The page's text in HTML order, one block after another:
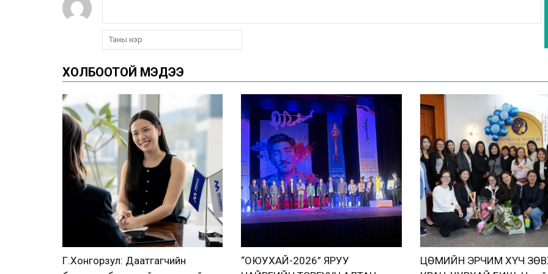
ХОЛБООТОЙ МЭДЭЭ
Г.Хонгорзул: Даатгагчийн
“ОЮУХАЙ-2026” ЯРУУ
ЦӨМИЙН ЭРЧИМ ХҮЧ